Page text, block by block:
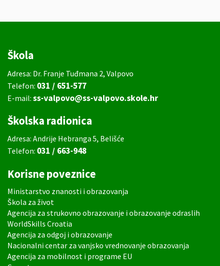
Škola
Adresa: Dr. Franje Tuđmana 2, Valpovo
Telefon: 031 / 651-577
E-mail: ss-valpovo@ss-valpovo.skole.hr
Školska radionica
Adresa: Andrije Hebranga 5, Belišće
Telefon: 031 / 663-948
Korisne poveznice
Ministarstvo znanosti i obrazovanja
Škola za život
Agencija za strukovno obrazovanje i obrazovanje odraslih
WorldSkills Croatia
Agencija za odgoj i obrazovanje
Nacionalni centar za vanjsko vrednovanje obrazovanja
Agencija za mobilnost i programe EU